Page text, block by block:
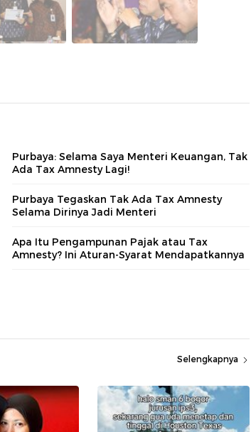
Purbaya: Selama Saya Menteri Keuangan, Tak
Ada Tax Amnesty Lagi!
Purbaya Tegaskan Tak Ada Tax Amnesty
Selama Dirinya Jadi Menteri
Apa Itu Pengampunan Pajak atau Tax
Amnesty? Ini Aturan-Syarat Mendapatkannya
Selengkapnya